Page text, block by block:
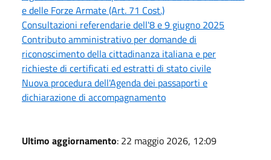
e delle Forze Armate (Art. 71 Cost.)
Consultazioni referendarie dell'8 e 9 giugno 2025
Contributo amministrativo per domande di
riconoscimento della cittadinanza italiana e per
richieste di certificati ed estratti di stato civile
Nuova procedura dell'Agenda dei passaporti e
dichiarazione di accompagnamento
Ultimo aggiornamento: 22 maggio 2026, 12:09